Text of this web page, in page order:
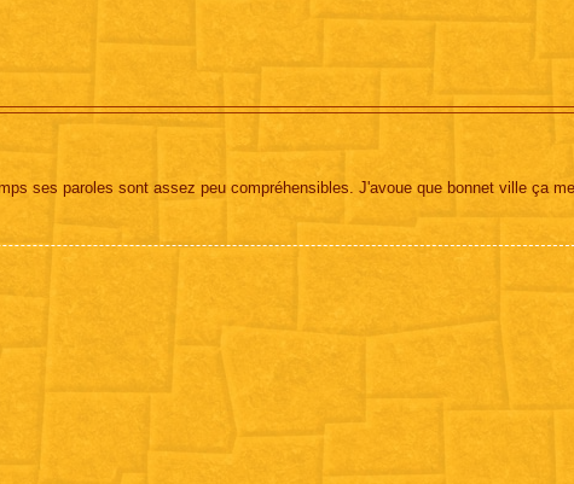
ses paroles sont assez peu compréhensibles. J'avoue que bonnet ville ça